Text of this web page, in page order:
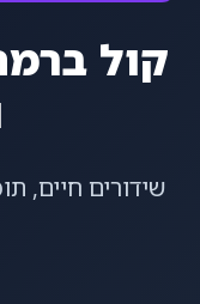
קול
שידורים חיים,